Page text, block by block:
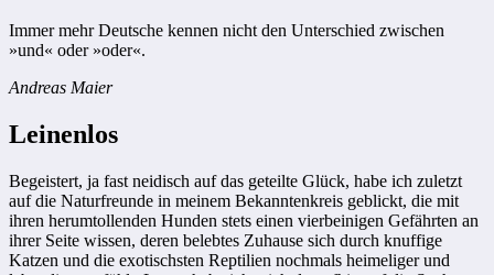
Immer mehr Deutsche kennen nicht den Unterschied zwischen
»und« oder »oder«.
Andreas Maier
Leinenlos
Begeistert, ja fast neidisch auf das geteilte Glück, habe ich zuletzt
auf die Naturfreunde in meinem Bekanntenkreis geblickt, die mit
ihren herumtollenden Hunden stets einen vierbeinigen Gefährten an
ihrer Seite wissen, deren belebtes Zuhause sich durch knuffige
Katzen und die exotischsten Reptilien nochmals heimeliger und